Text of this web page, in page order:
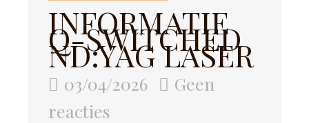
INFORMATIE
Q-SWITCHED
ND:YAG LASER
03/04/2026
Geen
reacties